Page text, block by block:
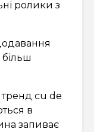
ролики з
тренд cu de
в
запиває